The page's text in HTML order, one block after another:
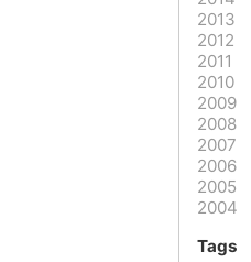
2013
2012
2011
2010
2009
2008
2007
2006
2005
2004
Tags